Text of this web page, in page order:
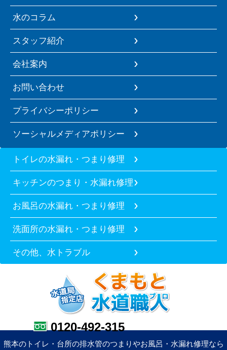
水のコラム
スタッフ紹介
会社案内
お問い合わせ
プライバシーポリシー
ソーシャルメディアポリシー
トイレの水漏れ・つまり修理
キッチンのつまり・水漏れ修理
お風呂の水漏れ・つまり修理
洗面所の水漏れ・つまり修理
その他、水トラブル
0120-492-315
熊本のトイレ・台所の排水管のつまりやお風呂・水漏れ修理なら